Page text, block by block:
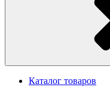
Каталог товаров